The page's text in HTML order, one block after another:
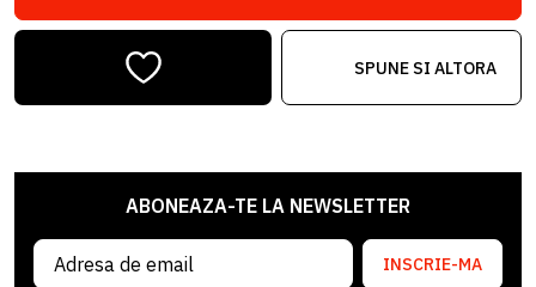
SPUNE SI ALTORA
ABONEAZA-TE LA NEWSLETTER
INSCRIE-MA